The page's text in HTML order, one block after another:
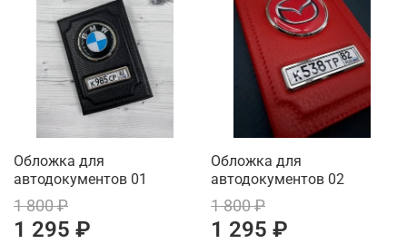
Обложка для
автодокументов 01
1 800 ₽
1 295 ₽
Обложка для
автодокументов 02
1 800 ₽
1 295 ₽